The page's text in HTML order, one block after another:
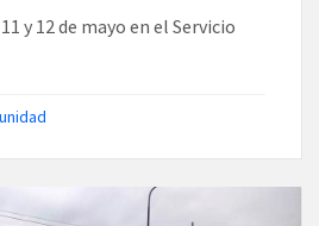
y 12 de mayo en el Servicio